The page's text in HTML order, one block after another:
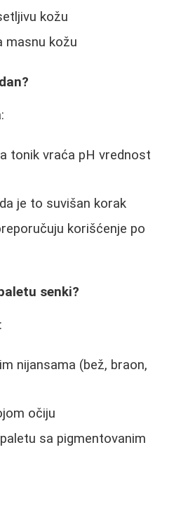
kožu
masnu kožu
tonik vraća pH vrednost
je to suvišan korak
korišćenje po
senki?
nijansama (bež, braon,
očiju
sa pigmentovanim